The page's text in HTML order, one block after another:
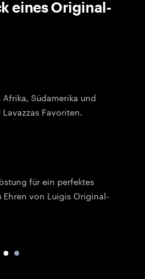
eines Original-
Afrika, Südamerika und
Favoriten.
für ein perfektes
Ehren von Luigis Original-